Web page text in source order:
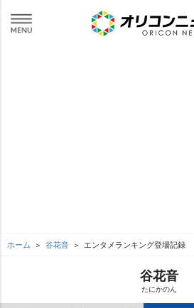
ホーム 谷花音 エンタメランキング登場記録
谷花音
たにかのん